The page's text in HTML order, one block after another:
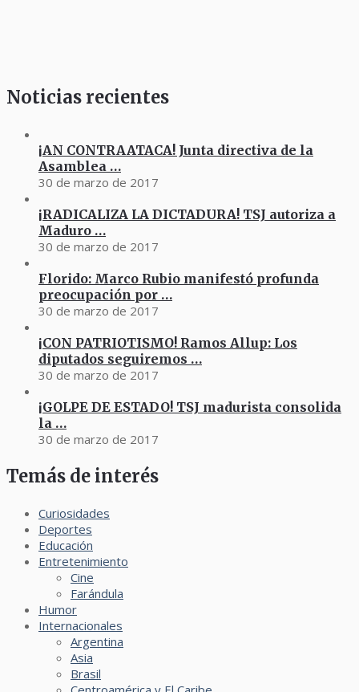
Noticias recientes
¡AN CONTRAATACA! Junta directiva de la
Asamblea …
30 de marzo de 2017
¡RADICALIZA LA DICTADURA! TSJ autoriza a
Maduro …
30 de marzo de 2017
Florido: Marco Rubio manifestó profunda
preocupación por …
30 de marzo de 2017
¡CON PATRIOTISMO! Ramos Allup: Los
diputados seguiremos …
30 de marzo de 2017
¡GOLPE DE ESTADO! TSJ madurista consolida
la …
30 de marzo de 2017
Temás de interés
Curiosidades
Deportes
Educación
Entretenimiento
Cine
Farándula
Humor
Internacionales
Argentina
Asia
Brasil